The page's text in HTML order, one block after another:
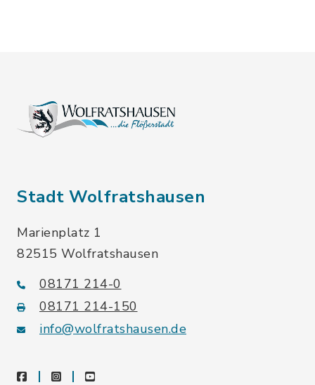
Stadt Wolfratshausen
Marienplatz 1
82515 Wolfratshausen
08171 214-0
08171 214-150
info@wolfratshausen.de
facebookinstagramyoutube